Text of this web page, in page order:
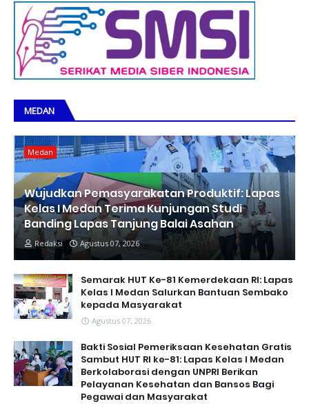
MEDAN
Medan
Wujudkan Pemasyarakatan Produktif: Lapas
Kelas I Medan Terima Kunjungan Studi
Banding Lapas Tanjung Balai Asahan
Redaksi Agustus 07, 2026
Semarak HUT Ke-81 Kemerdekaan RI: Lapas
Kelas I Medan Salurkan Bantuan Sembako
kepada Masyarakat
Agustus 07, 2026
Bakti Sosial Pemeriksaan Kesehatan Gratis
Sambut HUT RI ke-81: Lapas Kelas I Medan
Berkolaborasi dengan UNPRI Berikan
Pelayanan Kesehatan dan Bansos Bagi
Pegawai dan Masyarakat